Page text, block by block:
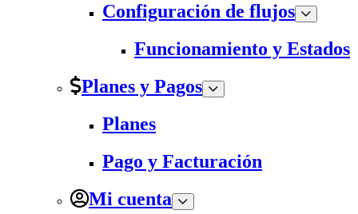
Configuración de flujos
Funcionamiento y Estados
Planes y Pagos
Planes
Pago y Facturación
Mi cuenta